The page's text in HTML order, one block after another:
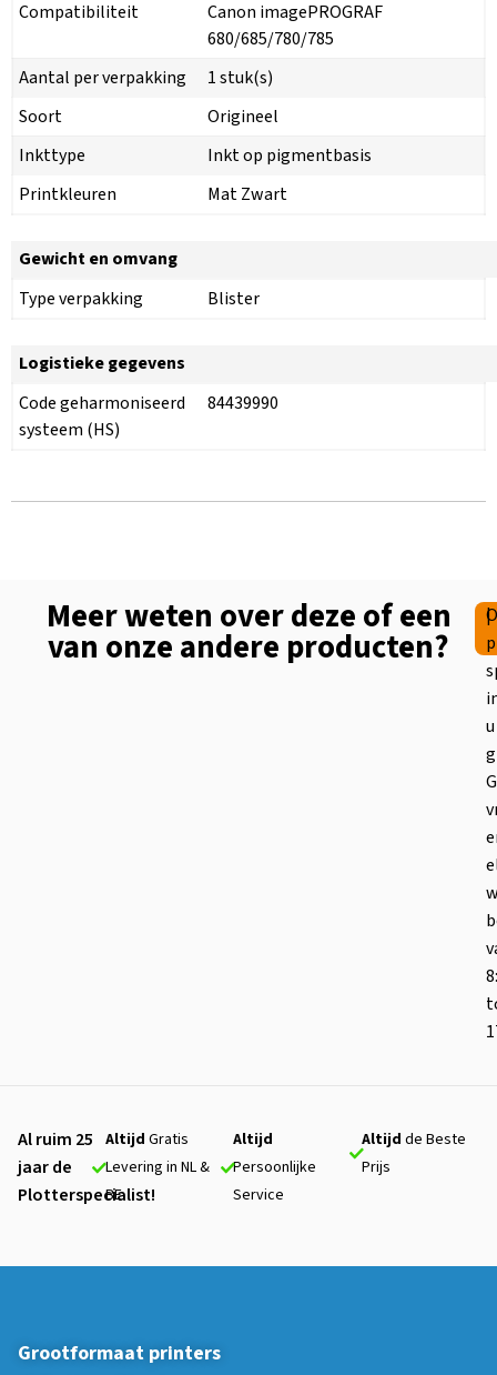
Compatibiliteit
Canon imagePROGRAF
680/685/780/785
Aantal per verpakking
1 stuk(s)
Soort
Origineel
Inkttype
Inkt op pigmentbasis
Printkleuren
Mat Zwart
Gewicht en omvang
Type verpakking
Blister
Logistieke gegevens
Code geharmoniseerd
systeem (HS)
84439990
Meer weten over deze of een
van onze andere producten?
|
u
Al ruim 25
jaar de
Plotterspecialist!
Altijd Gratis
Levering in NL &
BE
Altijd
Persoonlijke
Service
Altijdde Beste
Prijs
Grootformaat printers